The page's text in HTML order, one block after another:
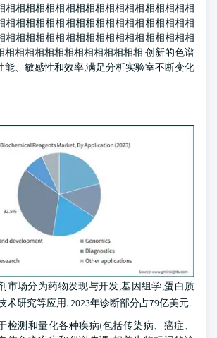
相相相相相相相相相相相相相相相相相相相
相相相相相相相相相相相相相相相相相相相
相相相相相相相相相相相相相相相相相相相
相相相相相相相相相相相相相相 创新的色谱
能、敏感性和效率,满足分析实验室不断变化
市场分为药物发现与开发,基因组学,蛋白质
术研究等应用. 2023年诊断部分占79亿美元.
检测和量化各种疾病(包括传染病、癌症、